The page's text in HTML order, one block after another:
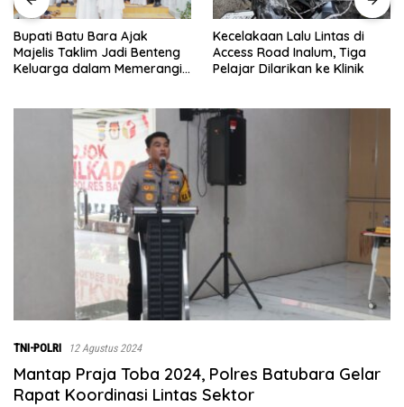
Kecelakaan Lalu Lintas di
Access Road Inalum, Tiga
Pelajar Dilarikan ke Klinik
Menjelang Penutupan TMMD
ke-129, Pasiter Kodim
0208/Asahan Cek Sarana Air
TNI-POLRI 12 Agustus 2024
Mantap Praja Toba 2024, Polres Batubara Gelar
Rapat Koordinasi Lintas Sektor